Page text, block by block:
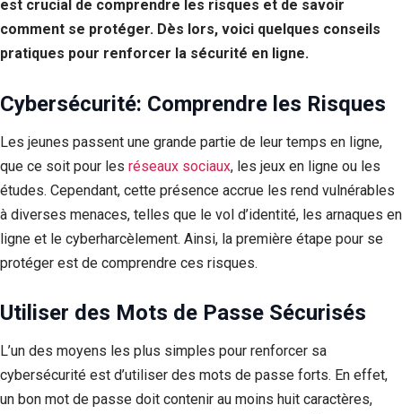
est crucial de comprendre les risques et de savoir
comment se protéger. Dès lors, voici quelques conseils
pratiques pour renforcer la sécurité en ligne.
Cybersécurité: Comprendre les Risques
Les jeunes passent une grande partie de leur temps en ligne,
que ce soit pour les réseaux sociaux, les jeux en ligne ou les
études. Cependant, cette présence accrue les rend vulnérables
à diverses menaces, telles que le vol d’identité, les arnaques en
ligne et le cyberharcèlement. Ainsi, la première étape pour se
protéger est de comprendre ces risques.
Utiliser des Mots de Passe Sécurisés
L’un des moyens les plus simples pour renforcer sa
cybersécurité est d’utiliser des mots de passe forts. En effet,
un bon mot de passe doit contenir au moins huit caractères,